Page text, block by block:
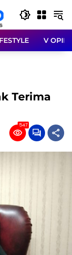
V OPINI
Terima
547